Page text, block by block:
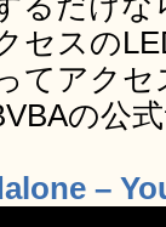
セスの
てアク
の公
–